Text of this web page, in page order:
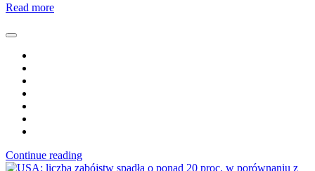
Read more
Continue reading